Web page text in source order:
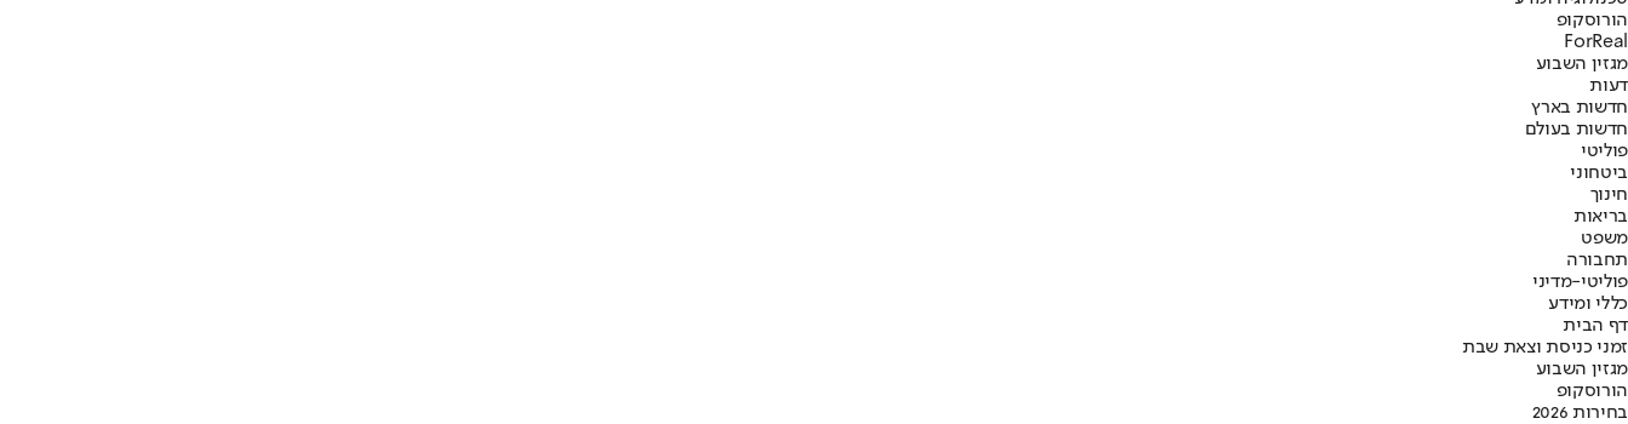
הורוסקופ
ForReal
מגזין השבוע
דעות
חדשות בארץ
חדשות בעולם
פוליטי
ביטחוני
חינוך
בריאות
משפט
תחבורה
פוליטי-מדיני
כללי ומידע
דף הבית
זמני כניסת וצאת שבת
מגזין השבוע
הורוסקופ
בחירות 2026